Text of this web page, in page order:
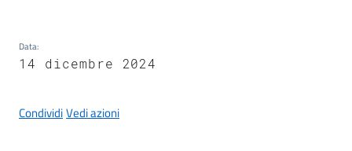
A
Data:
14 dicembre 2024
CondividiVedi azioni